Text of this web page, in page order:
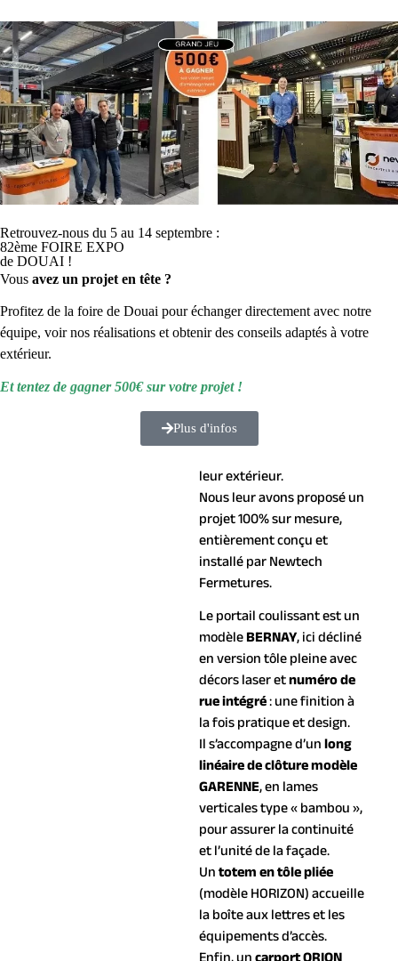
Installation complète : Portail,
Clôture & Carport à Bailleul
Expertise :
Portail,
Clôture,
Ville
d'interventi
Nos clients de Bailleul
souhaitaient une solution
globale pour sécuriser,
leur extérieur.
Nous leur avons proposé un
projet 100% sur mesure,
entièrement conçu et
installé par Newtech
Fermetures.
Le portail coulissant est un
modèle BERNAY, ici décliné
en version tôle pleine avec
décors laser etnuméro de
rue intégré: une finition à
la fois pratique et design.
Il s’accompagne d’un long
linéaire de clôture modèle
GARENNE, en lames
verticales type « bambou »,
pour assurer la continuité
et l’unité de la façade.
Un totem en tôle pliée
(modèle HORIZON) accueille
la boîte aux lettres et les
équipements d’accès.
Enfin, un carport ORION
Retrouvez-nous du 5 au 14 septembre :
82ème FOIRE EXPO
de DOUAI !
Vous avez un projet en tête ?
Profitez de la foire de Douai pour échanger directement avec notre
équipe, voir nos réalisations et obtenir des conseils adaptés à votre
extérieur.
Et tentez de gagner 500€ sur votre projet !
Plus d'infos